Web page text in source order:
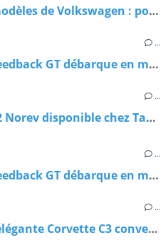
Les atouts des derniers modèles de Volkswagen : pourquoi les choisir ?
…
1/18 : La David Brown Speedback GT débarque en miniature
…
1/43 : Le Renault Captur 2 Norev disponible chez Tacot
…
1/18 : La David Brown Speedback GT débarque en miniature
…
1/18 : Norev dévoile une élégante Corvette C3 convertible